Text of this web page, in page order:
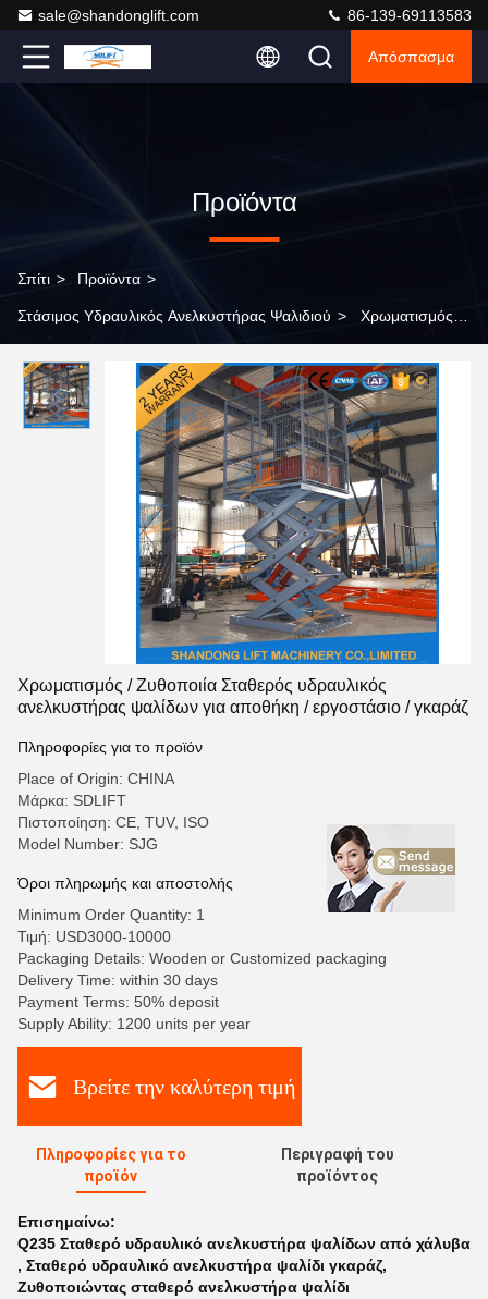
sale@shandonglift.com 86-139-69113583
Απόσπασμα
Προϊόντα
Σπίτι > Προϊόντα >
Στάσιμος Υδραυλικός Ανελκυστήρας Ψαλιδιού > Χρωματισμός /
αποθήκη / εργοστάσιο / γκαράζ
Χρωματισμός / Ζυθοποιία Σταθερός υδραυλικός
ανελκυστήρας ψαλίδων για αποθήκη / εργοστάσιο / γκαράζ
Πληροφορίες για το προϊόν
Place of Origin: CHINA
Μάρκα: SDLIFT
Πιστοποίηση: CE, TUV, ISO
Model Number: SJG
Όροι πληρωμής και αποστολής
Minimum Order Quantity: 1
Τιμή: USD3000-10000
Packaging Details: Wooden or Customized packaging
Delivery Time: within 30 days
Payment Terms: 50% deposit
Supply Ability: 1200 units per year
Βρείτε την καλύτερη τιμή
Πληροφορίες για το
προϊόν
Περιγραφή του
προϊόντος
Επισημαίνω:
Q235 Σταθερό υδραυλικό ανελκυστήρα ψαλίδων από χάλυβα
, Σταθερό υδραυλικό ανελκυστήρα ψαλίδι γκαράζ,
Ζυθοποιώντας σταθερό ανελκυστήρα ψαλίδι